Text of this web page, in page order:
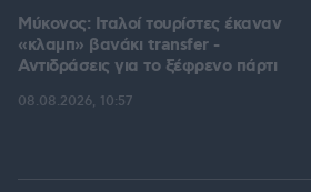
Μύκονος: Ιταλοί τουρίστες έκαναν
«κλαμπ» βανάκι transfer -
Αντιδράσεις για το ξέφρενο πάρτι
08.08.2026, 10:57